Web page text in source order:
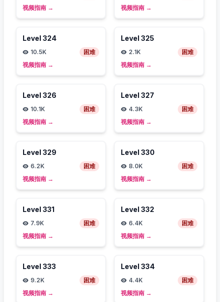
视频指南 →
视频指南 →
Level 324
10.5K
困难
视频指南 →
Level 325
2.1K
困难
视频指南 →
Level 326
10.1K
困难
视频指南 →
Level 327
4.3K
困难
视频指南 →
Level 329
6.2K
困难
视频指南 →
Level 330
8.0K
困难
视频指南 →
Level 331
7.9K
困难
视频指南 →
Level 332
6.4K
困难
视频指南 →
Level 333
9.2K
困难
视频指南 →
Level 334
4.4K
困难
视频指南 →